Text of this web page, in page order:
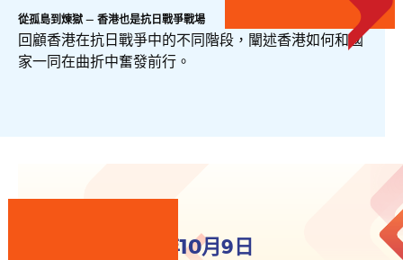
從孤島到煉獄 — 香港也是抗日戰爭戰場
回顧香港在抗日戰爭中的不同階段，闡述香港如何和國
家一同在曲折中奮發前行。
第二講：2025年10月9日